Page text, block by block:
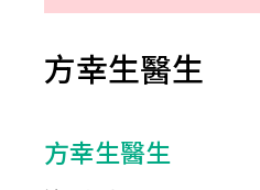
方幸生醫生
方幸生醫生